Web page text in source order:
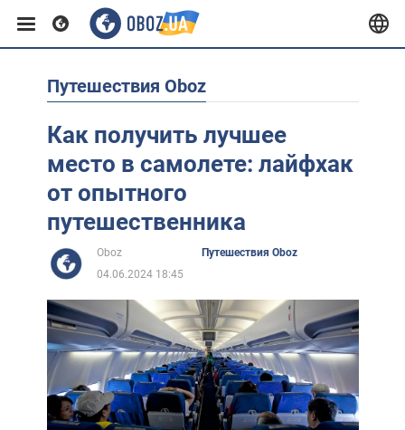
Европа
США
Азия
Африка
Жизнь
Лайфхаки
Путешествия Oboz
Как получить лучшее
место в самолете: лайфхак
от опытного
путешественника
Oboz
Путешествия Oboz
04.06.2024 18:45